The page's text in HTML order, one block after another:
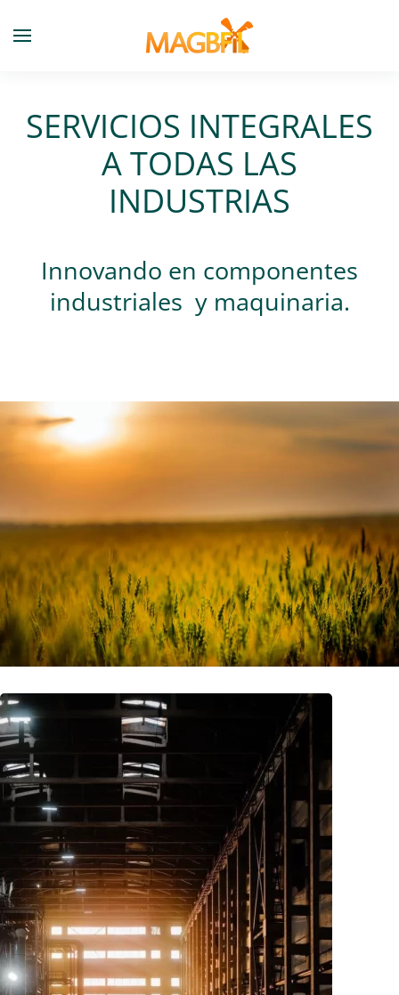
Skip to main content
SERVICIOS INTEGRALES
A TODAS LAS
INDUSTRIAS
Innovando en componentes
industriales y maquinaria.